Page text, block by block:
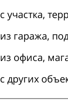
с участка,
из гаража,
из офиса,
с других